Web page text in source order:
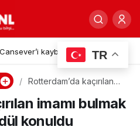
Cansever’i kaybettik…
Rotterdam’da kaçırılan
Euro ödül konuldu
imamı bulmak
konuldu
0 Paylaş
TR